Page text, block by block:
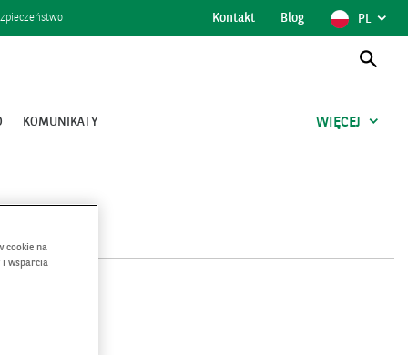
Kontakt Blog
POKAŻ
PL POLSKI
KOMUNIKATY WIĘCEJ
cookie na
i wsparcia